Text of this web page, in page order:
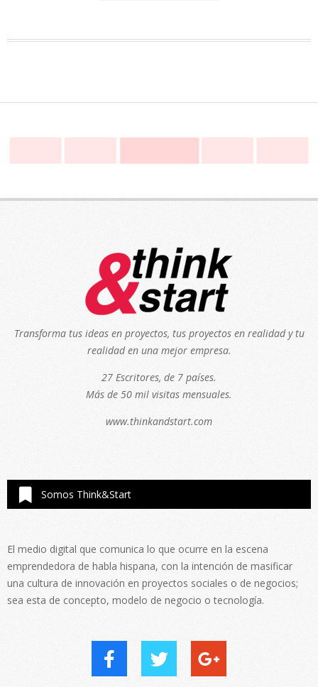
Transforma tus ideas en proyectos, tus proyectos en realidad y tu
realidad en una mejor empresa.
27 Escritores, de 7 países.
Más de 50 mil visitas mensuales.
www.thinkandstart.com
Somos Think&Start
El medio digital que comunica lo que ocurre en la escena
emprendedora de habla hispana, con la intención de masificar
una cultura de innovación en proyectos sociales o de negocios;
sea esta de concepto, modelo de negocio o tecnología.